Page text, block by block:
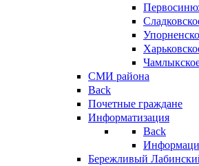
СМИ района
Back
Почетные граждане
Информатизация
Back
Бережливый